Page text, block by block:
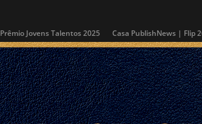
Prêmio Jovens Talentos 2025 Casa PublishNews | Flip